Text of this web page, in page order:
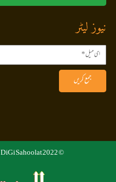
نیوز لیٹر
جمع کریں
© 2022 AL Mufti Online |
DiGi Sahoolat